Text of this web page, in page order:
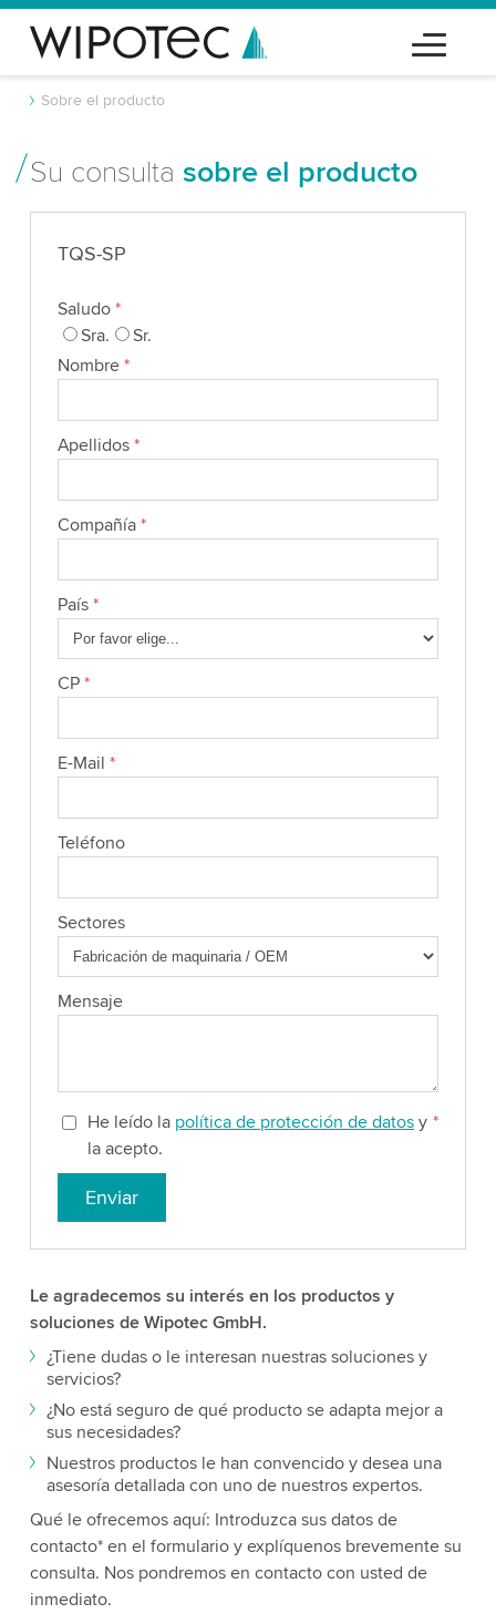
Sobre el producto
Su consulta sobre el producto
TQS-SP
Saludo *
Sra.
Sr.
Nombre *
Apellidos *
Compañía *
País *
CP *
E-Mail *
Teléfono
Sectores
Mensaje
He leído la política de protección de datos y
la acepto.
*
Enviar
Le agradecemos su interés en los productos y
soluciones de Wipotec GmbH.
¿Tiene dudas o le interesan nuestras soluciones y
servicios?
¿No está seguro de qué producto se adapta mejor a
sus necesidades?
Nuestros productos le han convencido y desea una
asesoría detallada con uno de nuestros expertos.
Qué le ofrecemos aquí: Introduzca sus datos de
contacto* en el formulario y explíquenos brevemente su
consulta. Nos pondremos en contacto con usted de
inmediato.